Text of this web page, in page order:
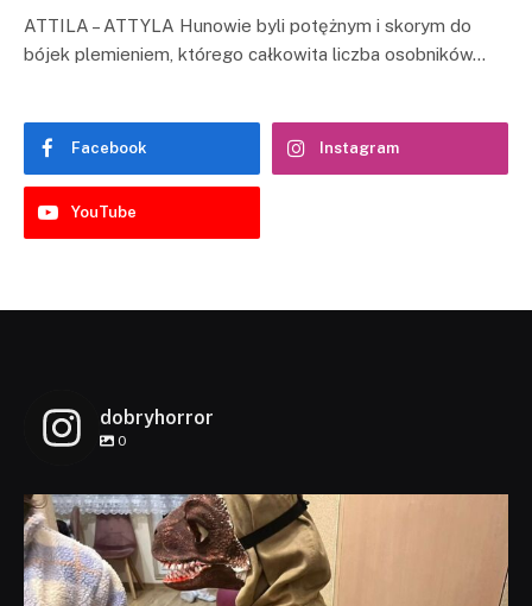
ATTILA – ATTYLA Hunowie byli potężnym i skorym do
bójek plemieniem, którego całkowita liczba osobników…
Facebook Instagram
YouTube
dobryhorror
0
dobryhorror
Lis 1